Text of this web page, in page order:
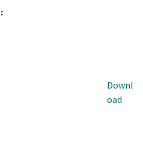
Downl
oad